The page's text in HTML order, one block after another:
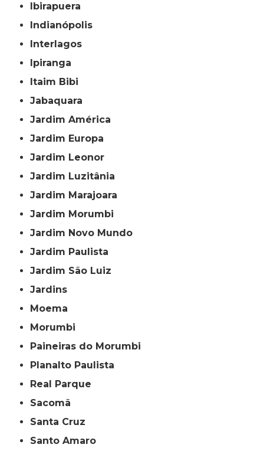
Ibirapuera
Indianópolis
Interlagos
Ipiranga
Itaim Bibi
Jabaquara
Jardim América
Jardim Europa
Jardim Leonor
Jardim Luzitânia
Jardim Marajoara
Jardim Morumbi
Jardim Novo Mundo
Jardim Paulista
Jardim São Luiz
Jardins
Moema
Morumbi
Paineiras do Morumbi
Planalto Paulista
Real Parque
Sacomã
Santa Cruz
Santo Amaro